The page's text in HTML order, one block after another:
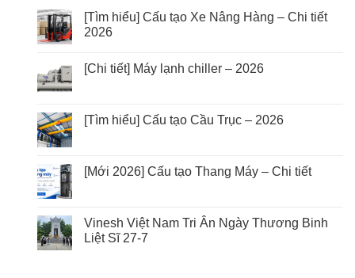
[Tìm hiểu] Cấu tạo Xe Nâng Hàng – Chi tiết
2026
[Chi tiết] Máy lạnh chiller – 2026
[Tìm hiểu] Cấu tạo Cầu Trục – 2026
[Mới 2026] Cấu tạo Thang Máy – Chi tiết
Vinesh Việt Nam Tri Ân Ngày Thương Binh
Liệt Sĩ 27-7